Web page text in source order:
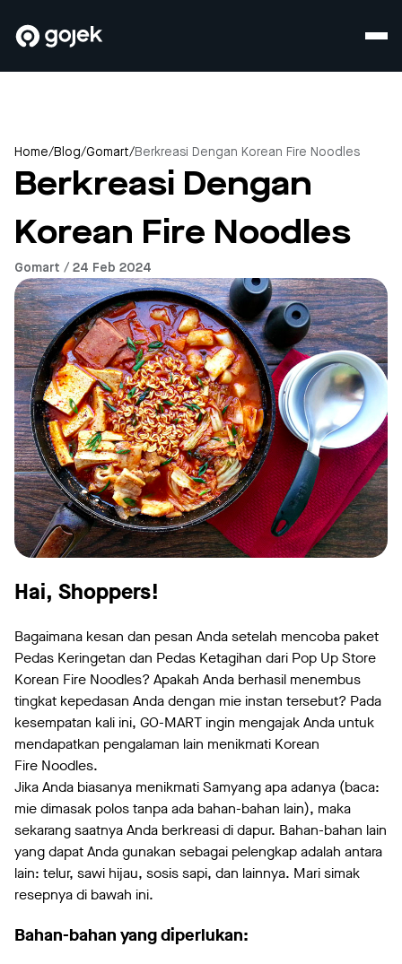
Home/Blog/Gomart/Berkreasi Dengan Korean Fire Noodles
Berkreasi Dengan
Korean Fire Noodles
Gomart / 24 Feb 2024
Hai, Shoppers!
Bagaimana kesan dan pesan Anda setelah mencoba paket
Pedas Keringetan dan Pedas Ketagihan dari Pop Up Store
Korean Fire Noodles? Apakah Anda berhasil menembus
tingkat kepedasan Anda dengan mie instan tersebut? Pada
kesempatan kali ini, GO-MART ingin mengajak Anda untuk
mendapatkan pengalaman lain menikmati Korean
Fire Noodles.
Jika Anda biasanya menikmati Samyang apa adanya (baca:
mie dimasak polos tanpa ada bahan-bahan lain), maka
sekarang saatnya Anda berkreasi di dapur. Bahan-bahan lain
yang dapat Anda gunakan sebagai pelengkap adalah antara
lain: telur, sawi hijau, sosis sapi, dan lainnya. Mari simak
resepnya di bawah ini.
Bahan-bahan yang diperlukan: